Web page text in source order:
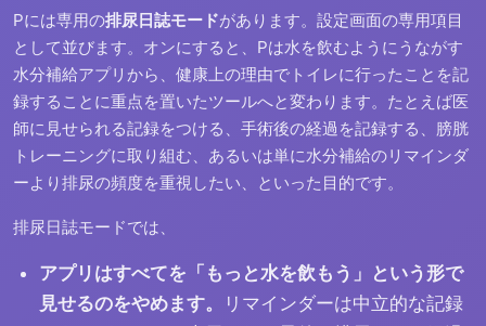
Pには専用の排尿日誌モードがあります。設定画面の専用項目
として並びます。オンにすると、Pは水を飲むようにうながす
水分補給アプリから、健康上の理由でトイレに行ったことを記
録することに重点を置いたツールへと変わります。たとえば医
師に見せられる記録をつける、手術後の経過を記録する、膀胱
トレーニングに取り組む、あるいは単に水分補給のリマインダ
ーより排尿の頻度を重視したい、といった目的です。
排尿日誌モードでは、
アプリはすべてを「もっと水を飲もう」という形で
見せるのをやめます。
リマインダーは中立的な記録